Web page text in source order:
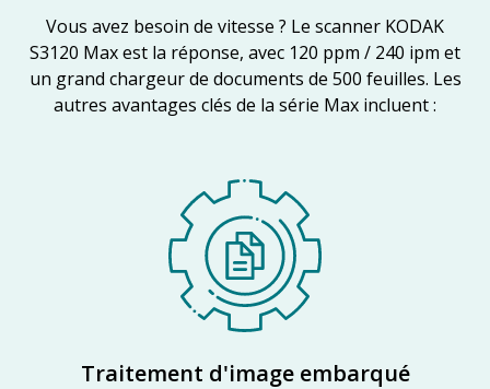
Vous avez besoin de vitesse ? Le scanner KODAK
S3120 Max est la réponse, avec 120 ppm / 240 ipm et
un grand chargeur de documents de 500 feuilles. Les
autres avantages clés de la série Max incluent :
Traitement d'image embarqué